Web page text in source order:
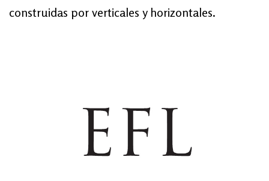
construidas por verticales y horizontales.